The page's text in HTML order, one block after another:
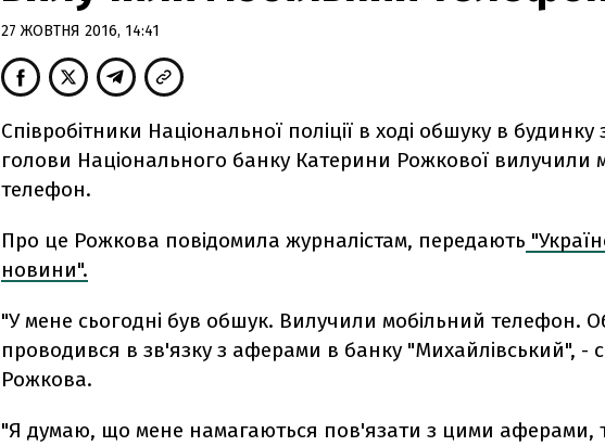
27 ЖОВТНЯ 2016, 14:41
Співробітники Національної поліції в ході обшуку в будинку
голови Національного банку Катерини Рожкової вилучили
телефон.
Про це Рожкова повідомила журналістам, передають
новини".
"У мене сьогодні був обшук. Вилучили мобільний телефон.
проводився в зв'язку з аферами в банку "Михайлівський", -
Рожкова.
"Я думаю, що мене намагаються пов'язати з цими аферами,